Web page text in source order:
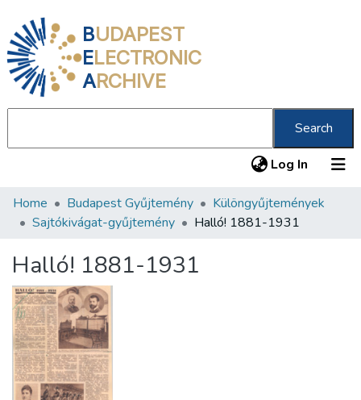
BUDAPEST
ELECTRONIC
ARCHIVE
Search
Log In (current)
Communities & Collections
Statistics
About us
Home Budapest Gyűjtemény
Különgyűjtemények
Sajtókivágat-gyűjtemény
Halló! 1881-1931
Halló! 1881-1931